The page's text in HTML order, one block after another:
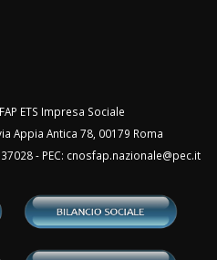
ETS Impresa Sociale
Appia Antica 78, 00179 Roma
- PEC: cnosfap.nazionale@pec.it